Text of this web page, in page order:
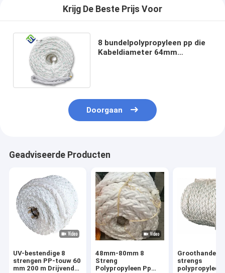
Krijg De Beste Prijs Voor
8 bundelpolypropyleen pp die
Kabeldiameter 64mm
Doorgaan
Geadviseerde Producten
UV-bestendige 8
strengen PP-touw 60
mm 200 m Drijvend
48mm-80mm 8
Streng
Polypropyleen Pp
Groothandel 8
strengs
polypropyleen